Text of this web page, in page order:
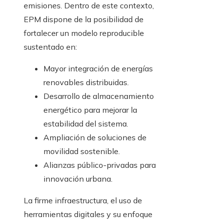
emisiones. Dentro de este contexto,
EPM dispone de la posibilidad de
fortalecer un modelo reproducible
sustentado en:
Mayor integración de energías
renovables distribuidas.
Desarrollo de almacenamiento
energético para mejorar la
estabilidad del sistema.
Ampliación de soluciones de
movilidad sostenible.
Alianzas público-privadas para
innovación urbana.
La firme infraestructura, el uso de
herramientas digitales y su enfoque